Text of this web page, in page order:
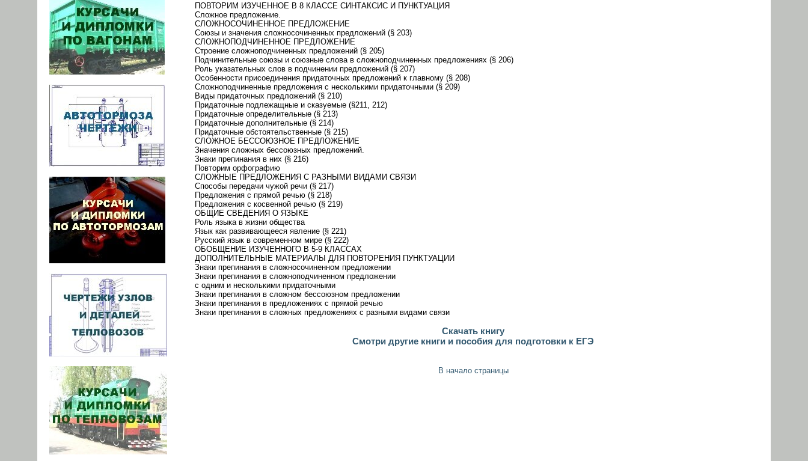
ПОВТОРИМ ИЗУЧЕННОЕ В 8 КЛАССЕ СИНТАКСИС И ПУНКТУАЦИЯ
Сложное предложение.
СЛОЖНОСОЧИНЕННОЕ ПРЕДЛОЖЕНИЕ
Союзы и значения сложносочиненных предложений (§ 203)
СЛОЖНОПОДЧИНЕННОЕ ПРЕДЛОЖЕНИЕ
Строение сложноподчиненных предложений (§ 205)
Подчинительные союзы и союзные слова в сложноподчиненных предложениях (§ 206)
Роль указательных слов в подчинении предложений (§ 207)
Особенности присоединения придаточных предложений к главному (§ 208)
Сложноподчиненные предложения с несколькими придаточными (§ 209)
Виды придаточных предложений (§ 210)
Придаточные подлежащные и сказуемые (§211, 212)
Придаточные определительные (§ 213)
Придаточные дополнительные (§ 214)
Придаточные обстоятельственные (§ 215)
СЛОЖНОЕ БЕССОЮЗНОЕ ПРЕДЛОЖЕНИЕ
Значения сложных бессоюзных предложений.
Знаки препинания в них (§ 216)
Повторим орфографию
СЛОЖНЫЕ ПРЕДЛОЖЕНИЯ С РАЗНЫМИ ВИДАМИ СВЯЗИ
Способы передачи чужой речи (§ 217)
Предложения с прямой речью (§ 218)
Предложения с косвенной речью (§ 219)
ОБЩИЕ СВЕДЕНИЯ О ЯЗЫКЕ
Роль языка в жизни общества
Язык как развивающееся явление (§ 221)
Русский язык в современном мире (§ 222)
ОБОБЩЕНИЕ ИЗУЧЕННОГО В 5-9 КЛАССАХ
ДОПОЛНИТЕЛЬНЫЕ МАТЕРИАЛЫ ДЛЯ ПОВТОРЕНИЯ ПУНКТУАЦИИ
Знаки препинания в сложносочиненном предложении
Знаки препинания в сложноподчиненном предложении
с одним и несколькими придаточными
Знаки препинания в сложном бессоюзном предложении
Знаки препинания в предложениях с прямой речью
Знаки препинания в сложных предложениях с разными видами связи
Скачать книгу
Смотри другие книги и пособия для подготовки к ЕГЭ
В начало страницы